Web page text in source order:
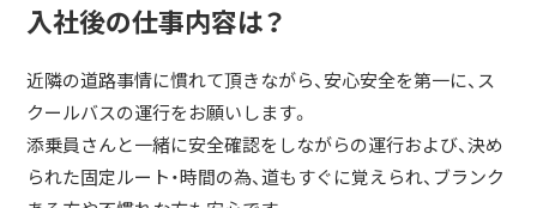
入社後の仕事内容は？
近隣の道路事情に慣れて頂きながら、安心安全を第一に、ス
クールバスの運行をお願いします。
添乗員さんと一緒に安全確認をしながらの運行および、決め
られた固定ルート・時間の為、道もすぐに覚えられ、ブランク